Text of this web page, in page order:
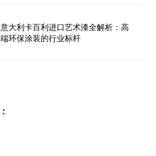
​意大利卡百利进口艺术漆全解析：高
端环保涂装的行业标杆